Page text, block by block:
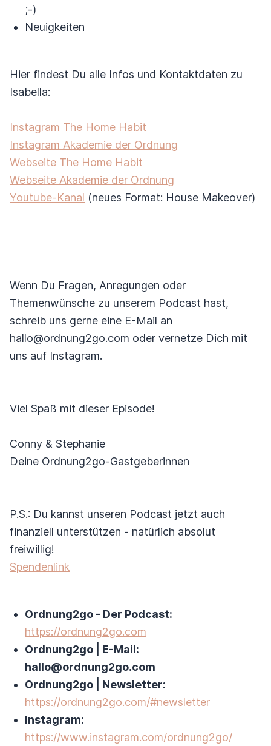
;-)
Neuigkeiten
Hier findest Du alle Infos und Kontaktdaten zu
Isabella:
Instagram The Home Habit
Instagram Akademie der Ordnung
Webseite The Home Habit
Webseite Akademie der Ordnung
Youtube-Kanal (neues Format: House Makeover)
Wenn Du Fragen, Anregungen oder
Themenwünsche zu unserem Podcast hast,
schreib uns gerne eine E-Mail an
hallo@ordnung2go.com oder vernetze Dich mit
uns auf Instagram.
Viel Spaß mit dieser Episode!
Conny & Stephanie
Deine Ordnung2go-Gastgeberinnen
P.S.: Du kannst unseren Podcast jetzt auch
finanziell unterstützen - natürlich absolut
freiwillig!
Spendenlink
Ordnung2go - Der Podcast:
https://ordnung2go.com
Ordnung2go | E-Mail:
hallo@ordnung2go.com
Ordnung2go | Newsletter:
https://ordnung2go.com/#newsletter
Instagram:
https://www.instagram.com/ordnung2go/